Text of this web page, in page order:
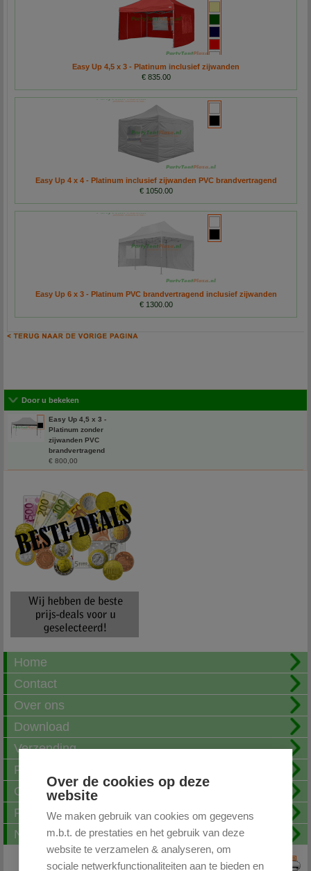
Over de cookies op deze
website
We maken gebruik van cookies om gegevens
m.b.t. de prestaties en het gebruik van deze
website te verzamelen & analyseren, om
sociale netwerkfunctionaliteiten aan te bieden en
Easy Up 4,5 x 3 - Platinum inclusief zijwanden
€ 835.00
Easy Up 4 x 4 - Platinum inclusief zijwanden PVC brandvertragend
€ 1050.00
Easy Up 6 x 3 - Platinum PVC brandvertragend inclusief zijwanden
€ 1300.00
Door u bekeken
Easy Up 4,5 x 3 -
Platinum zonder
zijwanden PVC
brandvertragend
€ 800,00
Home
Contact
Over ons
Download
Verzending
Fotoalbum
Openingstijden
FAQ
Nieuwsbrief
Print deze pagina